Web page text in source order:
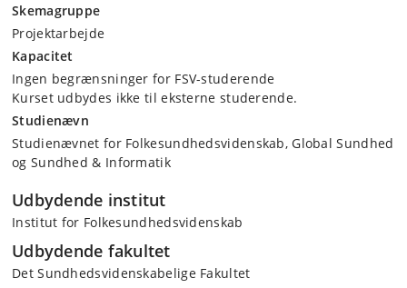
Skemagruppe
Projektarbejde
Kapacitet
Ingen begrænsninger for FSV-studerende
Kurset udbydes ikke til eksterne studerende.
Studienævn
Studienævnet for Folkesundhedsvidenskab, Global Sundhed
og Sundhed & Informatik
Udbydende institut
Institut for Folkesundhedsvidenskab
Udbydende fakultet
Det Sundhedsvidenskabelige Fakultet